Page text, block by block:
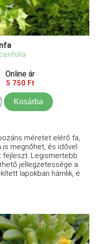
Online ár
5 750 Ft
Kosárba
méretet elérő fa,
is megnőhet, és idővel
fejleszt. Legismertebb
jellegzetessége a
lapokban hámlik, é